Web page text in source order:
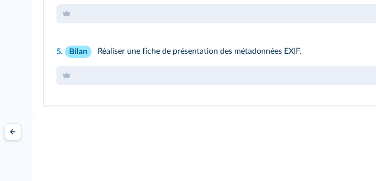
5. Bilan Réaliser une fiche de présentation des métadonnées EXIF.